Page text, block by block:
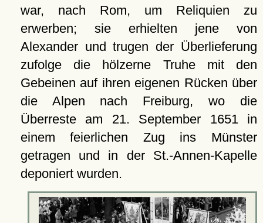
war, nach Rom, um Reliquien zu
erwerben; sie erhielten jene von
Alexander und trugen der Überlieferung
zufolge die hölzerne Truhe mit den
Gebeinen auf ihren eigenen Rücken über
die Alpen nach Freiburg, wo die
Überreste am 21. September 1651 in
einem feierlichen Zug ins Münster
getragen und in der St.-Annen-Kapelle
deponiert wurden.